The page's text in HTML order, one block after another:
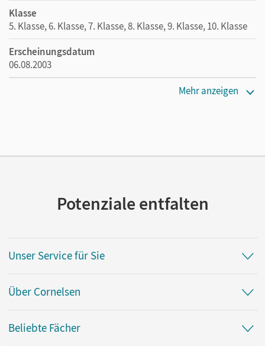
Klasse
5. Klasse, 6. Klasse, 7. Klasse, 8. Klasse, 9. Klasse, 10. Klasse
Erscheinungsdatum
06.08.2003
Mehr anzeigen
Potenziale entfalten
Unser Service für Sie
Über Cornelsen
Beliebte Fächer